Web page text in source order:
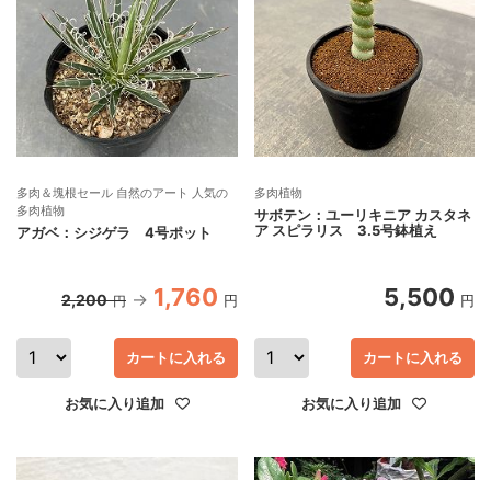
多肉＆塊根セール 自然のアート 人気の
多肉植物
アガベ：シジゲラ 4号ポット
2,200 円 1,760 円
お気に入り追加
カートに入れる
多肉植物
サボテン：ユーリキニア カスタネ
ア スピラリス 3.5号鉢植え
5,500 円
お気に入り追加
カートに入れる